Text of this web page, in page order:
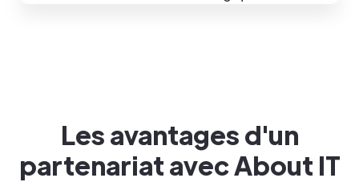
Les avantages d'un
partenariat avec About IT